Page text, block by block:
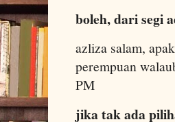
boleh, dari segi
azliza salam,
perempuan
PM
jika tak ada